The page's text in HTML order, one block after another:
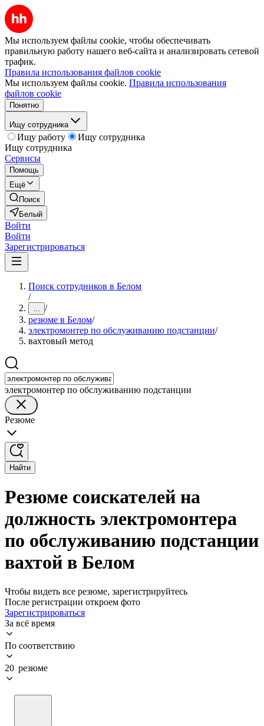
Мы используем файлы cookie, чтобы обеспечивать
правильную работу нашего веб-сайта и анализировать сетевой
трафик.
Правила использования файлов cookie
Мы используем файлы cookie. Правила использования
файлов cookie
Понятно
Ищу сотрудника
Ищу работу
Ищу сотрудника
Ищу сотрудника
Сервисы
Помощь
Ещё
Поиск
Белый
Войти
Войти
Зарегистрироваться
Поиск сотрудников в Белом
/
... /
резюме в Белом/
электромонтер по обслуживанию подстанции/
вахтовый метод
электромонтер по обслуживанию подстанции
Резюме
Найти
Резюме соискателей на
должность электромонтера
по обслуживанию подстанции
вахтой в Белом
Чтобы видеть все резюме, зарегистрируйтесь
После регистрации откроем фото
Зарегистрироваться
За всё время
По соответствию
20 резюме